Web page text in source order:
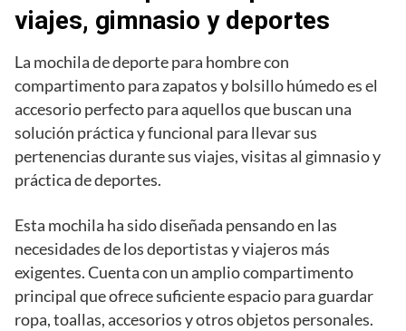
viajes, gimnasio y deportes
La mochila de deporte para hombre con
compartimento para zapatos y bolsillo húmedo es el
accesorio perfecto para aquellos que buscan una
solución práctica y funcional para llevar sus
pertenencias durante sus viajes, visitas al gimnasio y
práctica de deportes.
Esta mochila ha sido diseñada pensando en las
necesidades de los deportistas y viajeros más
exigentes. Cuenta con un amplio compartimento
principal que ofrece suficiente espacio para guardar
ropa, toallas, accesorios y otros objetos personales.